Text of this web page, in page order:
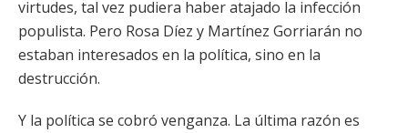
virtudes, tal vez pudiera haber atajado la infección
populista. Pero Rosa Díez y Martínez Gorriarán no
estaban interesados en la política, sino en la
destrucción.
Y la política se cobró venganza. La última razón es